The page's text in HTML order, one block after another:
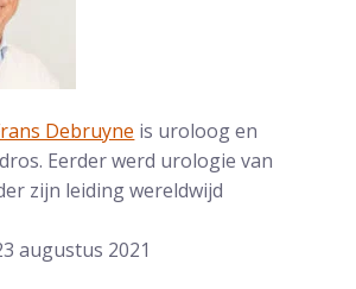
Debruyne is uroloog en
Eerder werd urologie van
zijn leiding wereldwijd
augustus 2021